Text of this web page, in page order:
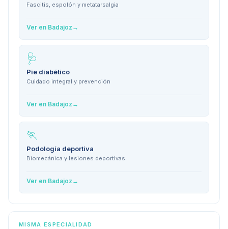
Fascitis, espolón y metatarsalgia
Ver en Badajoz →
🩺
Pie diabético
Cuidado integral y prevención
Ver en Badajoz →
🏃
Podología deportiva
Biomecánica y lesiones deportivas
Ver en Badajoz →
MISMA ESPECIALIDAD